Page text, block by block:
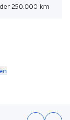
250.000 km